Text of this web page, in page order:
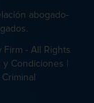
En abogado-
- All Rights
y Condiciones